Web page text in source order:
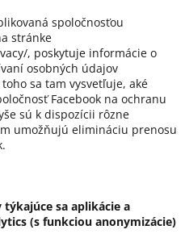
spoločnosťou
stránke
, poskytuje informácie o
osobných údajov
sa tam vysvetľuje, aké
Facebook na ochranu
sú k dispozícii rôzne
umožňujú elimináciu prenosu
sa aplikácie a
(s funkciou anonymizácie)